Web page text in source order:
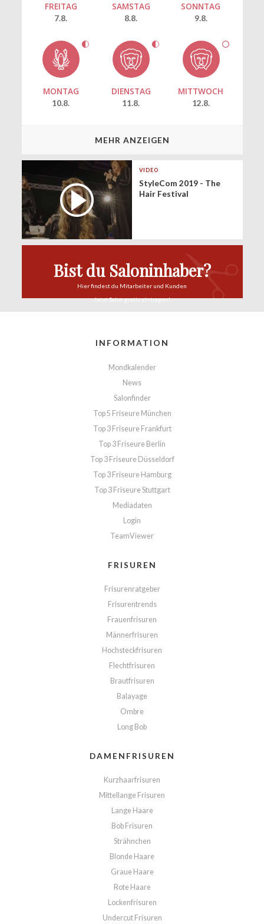
FREITAG
7.8.
SAMSTAG
8.8.
SONNTAG
9.8.
MONTAG
10.8.
DIENSTAG
11.8.
MITTWOCH
12.8.
MEHR ANZEIGEN
VIDEO
StyleCom 2019 - The
Hair Festival
Bist du Saloninhaber?
Hier findest du Mitarbeiter und Kunden
Jetzt Salongratis eintragen!
INFORMATION
Mondkalender
News
Salonfinder
Top 5 Friseure München
Top 3 Friseure Frankfurt
Top 3 Friseure Berlin
Top 3 Friseure Düsseldorf
Top 3 Friseure Hamburg
Top 3 Friseure Stuttgart
Mediadaten
Login
TeamViewer
FRISUREN
Frisurenratgeber
Frisurentrends
Frauenfrisuren
Männerfrisuren
Hochsteckfrisuren
Flechtfrisuren
Brautfrisuren
Balayage
Ombre
Long Bob
DAMENFRISUREN
Kurzhaarfrisuren
Mittellange Frisuren
Lange Haare
Bob Frisuren
Strähnchen
Blonde Haare
Graue Haare
Rote Haare
Lockenfrisuren
Undercut Frisuren